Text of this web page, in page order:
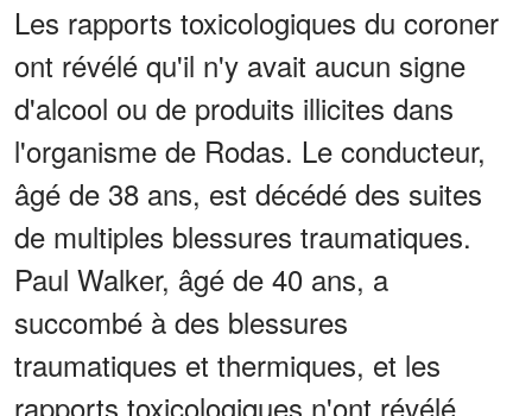
Les rapports toxicologiques du coroner
ont révélé qu'il n'y avait aucun signe
d'alcool ou de produits illicites dans
l'organisme de Rodas. Le conducteur,
âgé de 38 ans, est décédé des suites
de multiples blessures traumatiques.
Paul Walker, âgé de 40 ans, a
succombé à des blessures
traumatiques et thermiques, et les
rapports toxicologiques n'ont révélé